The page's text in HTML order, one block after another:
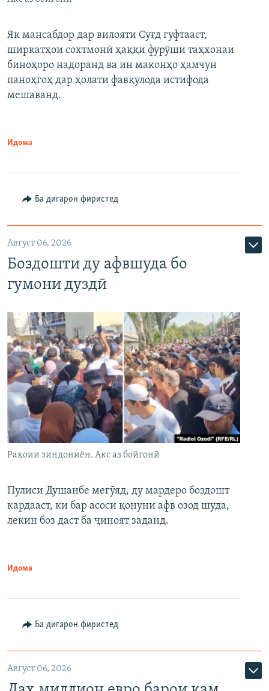
Як мансабдор дар вилояти Суғд гуфтааст,
ширкатҳои сохтмонӣ ҳаққи фурӯши таҳхонаи
биноҳоро надоранд ва ин маконҳо ҳамчун
паноҳгоҳ дар ҳолати фавқулода истифода
мешаванд.
Идома
Ба дигарон фиристед
Август 06, 2026
Боздошти ду афвшуда бо
гумони дуздӣ
Раҳоии зиндониён. Акс аз бойгонӣ
Пулиси Душанбе мегӯяд, ду мардеро боздошт
кардааст, ки бар асоси қонуни афв озод шуда,
лекин боз даст ба ҷиноят заданд.
Идома
Ба дигарон фиристед
Август 06, 2026